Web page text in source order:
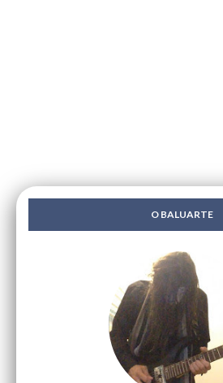
O BALUARTE